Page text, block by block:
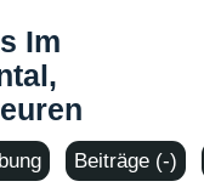
Im
Beiträge (-)